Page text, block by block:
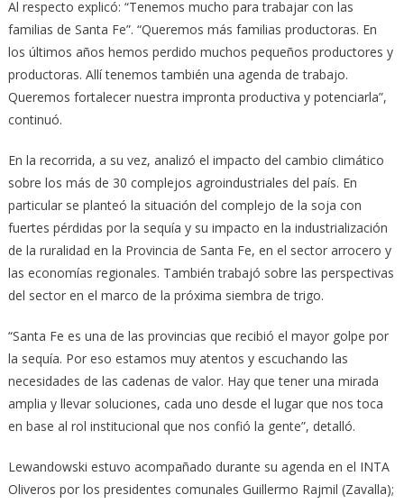
Al respecto explicó: “Tenemos mucho para trabajar con las
familias de Santa Fe”. “Queremos más familias productoras. En
los últimos años hemos perdido muchos pequeños productores y
productoras. Allí tenemos también una agenda de trabajo.
Queremos fortalecer nuestra impronta productiva y potenciarla”,
continuó.
En la recorrida, a su vez, analizó el impacto del cambio climático
sobre los más de 30 complejos agroindustriales del país. En
particular se planteó la situación del complejo de la soja con
fuertes pérdidas por la sequía y su impacto en la industrialización
de la ruralidad en la Provincia de Santa Fe, en el sector arrocero y
las economías regionales. También trabajó sobre las perspectivas
del sector en el marco de la próxima siembra de trigo.
“Santa Fe es una de las provincias que recibió el mayor golpe por
la sequía. Por eso estamos muy atentos y escuchando las
necesidades de las cadenas de valor. Hay que tener una mirada
amplia y llevar soluciones, cada uno desde el lugar que nos toca
en base al rol institucional que nos confió la gente”, detalló.
Lewandowski estuvo acompañado durante su agenda en el INTA
Oliveros por los presidentes comunales Guillermo Rajmil (Zavalla);